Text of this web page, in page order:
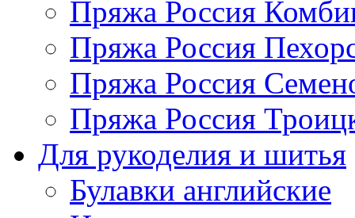
Пряжа Россия
Пряжа Россия
Пряжа Россия
Пряжа Россия
Для рукоделия и шитья
Булавки английские